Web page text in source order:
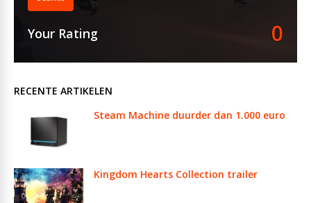
Your Rating 0
RECENTE ARTIKELEN
Steam Machine duurder dan 1.000 euro
Kingdom Hearts Collection trailer